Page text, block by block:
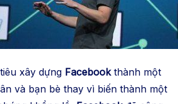
xây dựng Facebookthành một
và bạn bè thay vì biến thành một